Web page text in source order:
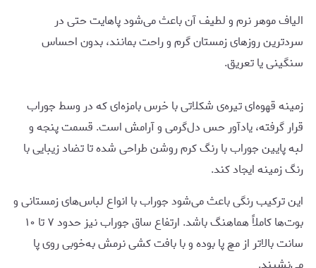
الیاف موهر نرم و لطیف آن باعث می‌شود پاهایت حتی در
سردترین روزهای زمستان گرم و راحت بمانند، بدون احساس
سنگینی یا تعریق.
زمینه قهوه‌ای تیره‌ی شکلاتی با خرس بامزه‌ای که در وسط جوراب
قرار گرفته، یادآور حس دل‌گرمی و آرامش است. قسمت پنجه و
لبه پایین جوراب با رنگ کرم روشن طراحی شده تا تضاد زیبایی با
رنگ زمینه ایجاد کند.
این ترکیب رنگی باعث می‌شود جوراب با انواع لباس‌های زمستانی و
بوت‌ها کاملاً هماهنگ باشد. ارتفاع ساق جوراب نیز حدود ۷ تا ۱۰
سانت بالاتر از مچ پا بوده و با بافت کشی نرمش به‌خوبی روی پا